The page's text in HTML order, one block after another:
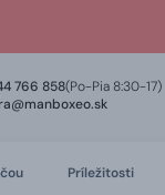
766 858(Po-Pia 8:30-17)
Príležitosti